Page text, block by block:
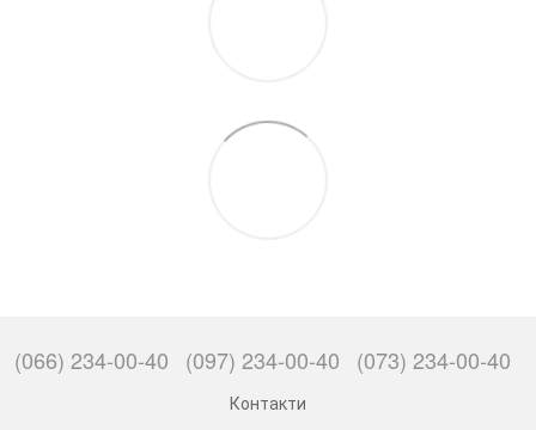
(066) 234-00-40 (097) 234-00-40 (073) 234-00-40
Контакти